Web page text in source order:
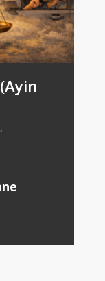
,